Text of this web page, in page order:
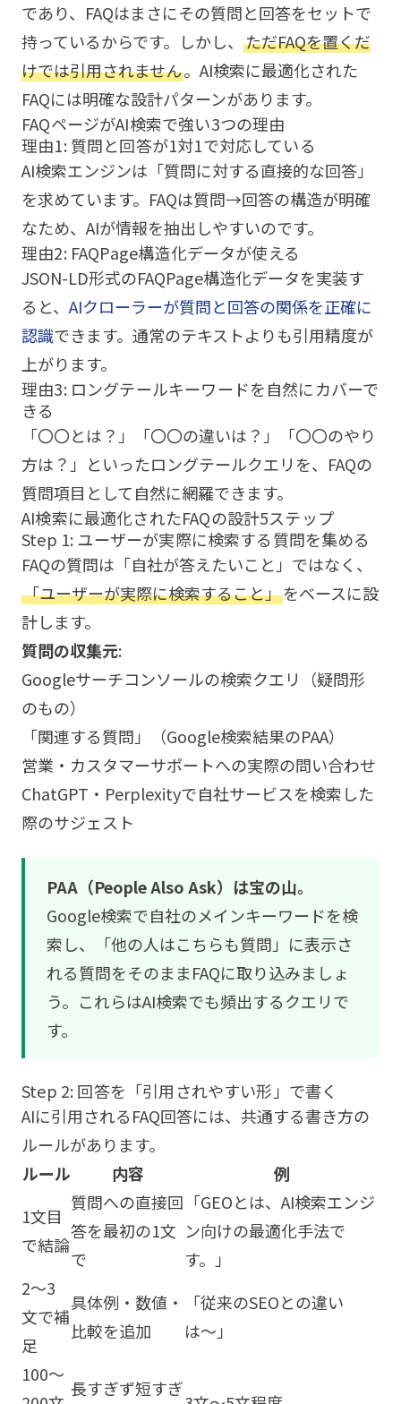
であり、FAQはまさにその質問と回答をセットで
持っているからです。しかし、 ただFAQを置くだ
けでは引用されません。AI検索に最適化された
FAQには明確な設計パターンがあります。
FAQページがAI検索で強い3つの理由
理由1: 質問と回答が1対1で対応している
AI検索エンジンは「質問に対する直接的な回答」
を求めています。FAQは質問→回答の構造が明確
なため、AIが情報を抽出しやすいのです。
理由2: FAQPage構造化データが使える
JSON-LD形式のFAQPage構造化データを実装す
ると、 AIクローラーが質問と回答の関係を正確に
認識できます。通常のテキストよりも引用精度が
上がります。
理由3: ロングテールキーワードを自然にカバーで
きる
「〇〇とは？」「〇〇の違いは？」「〇〇のやり
方は？」といったロングテールクエリを、FAQの
質問項目として自然に網羅できます。
AI検索に最適化されたFAQの設計5ステップ
Step 1: ユーザーが実際に検索する質問を集める
FAQの質問は「自社が答えたいこと」ではなく、
「ユーザーが実際に検索すること」をベースに設
計します。
質問の収集元:
Googleサーチコンソールの検索クエリ（疑問形
のもの）
「関連する質問」（Google検索結果のPAA）
営業・カスタマーサポートへの実際の問い合わせ
ChatGPT・Perplexityで自社サービスを検索した
際のサジェスト
PAA（People Also Ask）は宝の山。
Google検索で自社のメインキーワードを検
索し、「他の人はこちらも質問」に表示さ
れる質問をそのままFAQに取り込みましょ
う。これらはAI検索でも頻出するクエリで
す。
Step 2: 回答を「引用されやすい形」で書く
AIに引用されるFAQ回答には、共通する書き方の
ルールがあります。
ルール
内容
例
1文目
で結論
質問への直接回
答を最初の1文
で
「GEOとは、AI検索エンジ
ン向けの最適化手法で
す。」
2〜3
文で補
足
具体例・数値・
比較を追加
「従来のSEOとの違い
は〜」
100〜
長すぎず短すぎ